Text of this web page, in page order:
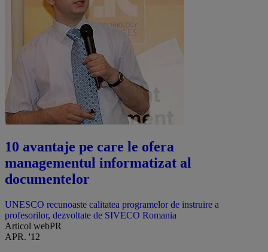
10 avantaje pe care le ofera
managementul informatizat al
documentelor
UNESCO recunoaste calitatea programelor de instruire a
profesorilor, dezvoltate de SIVECO Romania
Articol webPR
APR. '12